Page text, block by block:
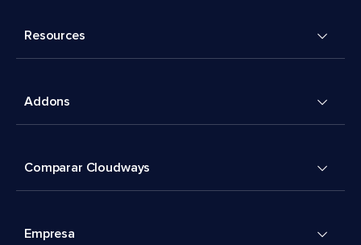
Resources
Addons
Comparar Cloudways
Empresa